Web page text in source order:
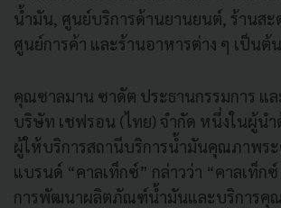
น้ำมัน, ศูนย์บริการด้านยานยนต์, ร้านสะ
ศูนย์การค้า และร้านอาหารต่าง ๆ เป็นต้
คุณซาลมาน ซาดัต ประธานกรรมการ แ
บริษัท เชฟรอน (ไทย) จำกัด หนึ่งในผู้นำ
ผู้ให้บริการสถานีบริการน้ำมันคุณภาพร
แบรนด์ “คาลเท็กซ์” กล่าวว่า “คาลเท็ก
การพัฒนาผลิตภัณฑ์น้ำมันและบริการคุ